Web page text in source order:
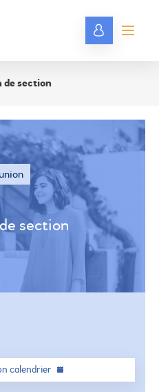
de section
section
calendrier